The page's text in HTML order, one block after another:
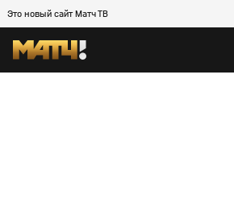
Это новый сайт Матч ТВ